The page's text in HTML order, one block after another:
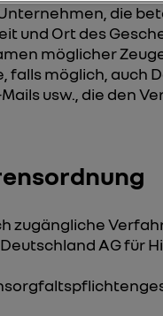
die
und Ort des
möglicher
falls möglich, auch
usw., die den
zugängliche
AG für